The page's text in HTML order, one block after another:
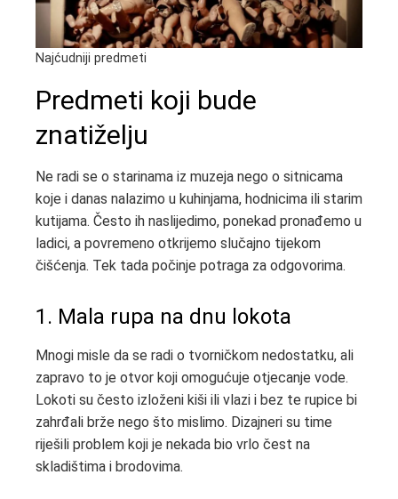
Najćudniji predmeti
Predmeti koji bude
znatiželju
Ne radi se o starinama iz muzeja nego o sitnicama
koje i danas nalazimo u kuhinjama, hodnicima ili starim
kutijama. Često ih naslijedimo, ponekad pronađemo u
ladici, a povremeno otkrijemo slučajno tijekom
čišćenja. Tek tada počinje potraga za odgovorima.
1. Mala rupa na dnu lokota
Mnogi misle da se radi o tvorničkom nedostatku, ali
zapravo to je otvor koji omogućuje otjecanje vode.
Lokoti su često izloženi kiši ili vlazi i bez te rupice bi
zahrđali brže nego što mislimo. Dizajneri su time
riješili problem koji je nekada bio vrlo čest na
skladištima i brodovima.